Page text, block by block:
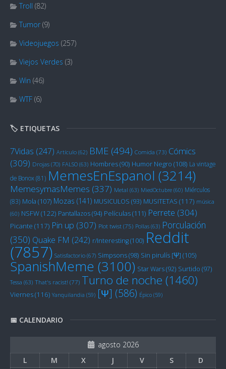
Troll (82)
Tumor (9)
Videojuegos (257)
Viejos Verdes (3)
Win (46)
WTF (6)
🏷️ ETIQUETAS
7Vidas (247) Artículo (62) BME (494) Comida (73) Cómics
(309) Drojas (70) FALSO (63) Hombres(90) Humor Negro (108) La vintage
de Bonox(81) MemesEnEspanol (3214)
MemesymasMemes (337) Metal (63) MiedOctubre (60) Miérculos
(83) Mola (107) Mozas (141) MUSICULOS (93) MUSITETAS (117) música
(60) NSFW(122) Pantallazos(94) Películas(111) Perrete (304)
Picante (117) Pin up (307) Plot twist (75) Pollas (63) Porculación
(350) Quake FM (242) r/Interesting(100) Reddit
(7857) Satisfactorio (67) Simpsons(98) Sin pirulís [Ψ] (105)
SpanishMeme (3100) Star Wars(92) Surtido (97)
Tessa (63) That's racist! (77) Turno de noche (1460)
Viernes(116) Yanquilandia (59) [Ψ] (586) Épico (59)
📅 CALENDARIO
agosto 2026
L
M X J V S D